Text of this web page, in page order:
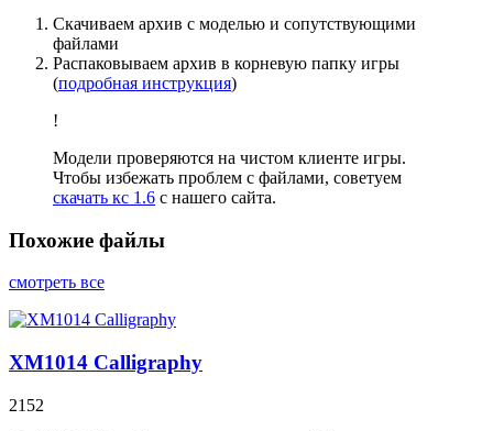
Скачиваем архив с моделью и сопутствующими
файлами
Распаковываем архив в корневую папку игры
(подробная инструкция)
!
Модели проверяются на чистом клиенте игры.
Чтобы избежать проблем с файлами, советуем
скачать кс 1.6 с нашего сайта.
Похожие файлы
смотреть все
XM1014 Calligraphy
2152